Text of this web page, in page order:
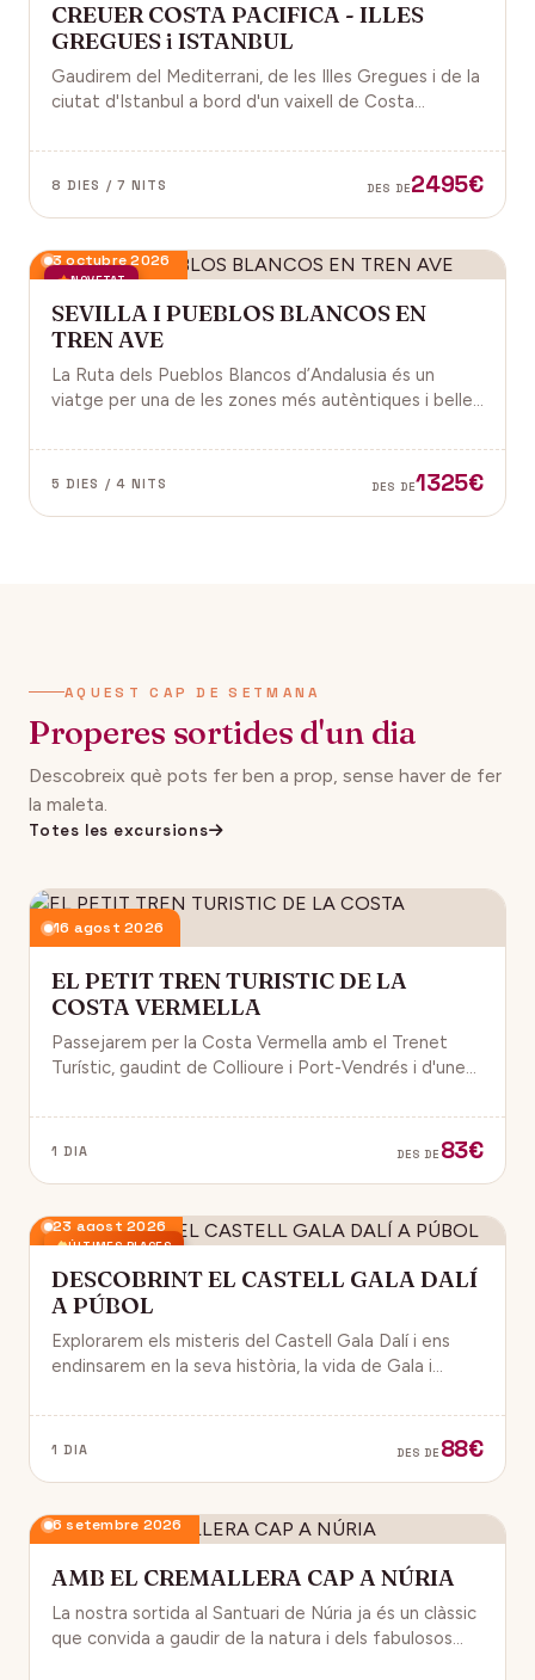
CREUER COSTA PACIFICA - ILLES
GREGUES i ISTANBUL
Gaudirem del Mediterrani, de les Illes Gregues i de la
ciutat d'Istanbul a bord d'un vaixell de Costa
8 DIES / 7 NITS DES DE2495€
NOVETAT
3 octubre 2026
SEVILLA I PUEBLOS BLANCOS EN
TREN AVE
La Ruta dels Pueblos Blancos d’Andalusia és un
viatge per una de les zones més autèntiques i belles
Cadis i Màlaga. Vens amb nosaltres?
5 DIES / 4 NITS DES DE1325€
AQUEST CAP DE SETMANA
Properes sortides d'un dia
Descobreix què pots fer ben a prop, sense haver de fer
la maleta.
Totes les excursions
16 agost 2026
EL PETIT TREN TURISTIC DE LA
COSTA VERMELLA
Passejarem per la Costa Vermella amb el Trenet
Turístic, gaudint de Collioure i Port-Vendrés i d'unes
1 DIA DES DE 83€
ÚLTIMES PLACES
23 agost 2026
DESCOBRINT EL CASTELL GALA DALÍ
A PÚBOL
Explorarem els misteris del Castell Gala Dalí i ens
endinsarem en la seva història, la vida de Gala i
1 DIA DES DE 88€
6 setembre 2026
AMB EL CREMALLERA CAP A NÚRIA
La nostra sortida al Santuari de Núria ja és un clàssic
que convida a gaudir de la natura i dels fabulosos